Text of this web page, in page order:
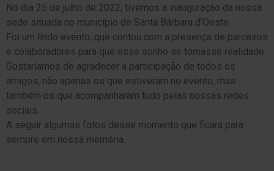
No dia 25 de julho de 2022, tivemos a inauguração da nossa
sede situada no município de Santa Bárbara d’Oeste.
Foi um lindo evento, que contou com a presença de parceiros
e colaboradores para que esse sonho se tornasse realidade.
Gostaríamos de agradecer a participação de todos os
amigos, não apenas os que estiveram no evento, mas
também os que acompanharam tudo pelas nossas redes
sociais.
A seguir algumas fotos desse momento que ficará para
sempre em nossa memória.